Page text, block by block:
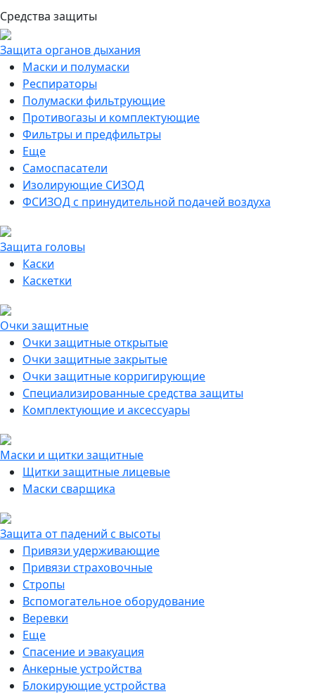
Средства защиты
Защита органов дыхания
Маски и полумаски
Респираторы
Полумаски фильтрующие
Противогазы и комплектующие
Фильтры и предфильтры
Еще
Самоспасатели
Изолирующие СИЗОД
ФСИЗОД с принудительной подачей воздуха
Защита головы
Каски
Каскетки
Очки защитные
Очки защитные открытые
Очки защитные закрытые
Очки защитные корригирующие
Специализированные средства защиты
Комплектующие и аксессуары
Маски и щитки защитные
Щитки защитные лицевые
Маски сварщика
Защита от падений с высоты
Привязи удерживающие
Привязи страховочные
Стропы
Вспомогательное оборудование
Веревки
Еще
Спасение и эвакуация
Анкерные устройства
Блокирующие устройства